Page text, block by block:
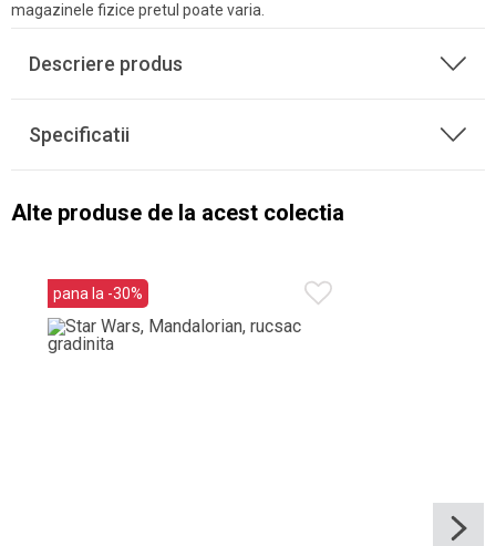
magazinele fizice pretul poate varia.
Descriere produs
Specificatii
Alte produse de la acest colectia
pana la -30%